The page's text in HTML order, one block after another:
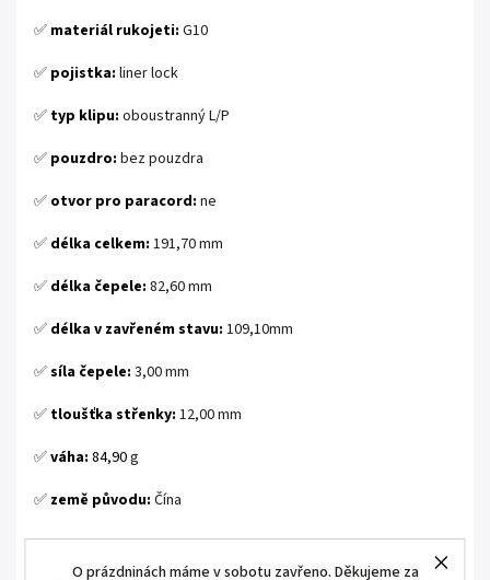
O prázdninách máme v sobotu zavřeno. Děkujeme za
✅ materiál rukojeti: G10
✅ pojistka: liner lock
✅ typ klipu: oboustranný L/P
✅ pouzdro: bez pouzdra
✅ otvor pro paracord: ne
✅ délka celkem: 191,70 mm
✅ délka čepele: 82,60 mm
✅ délka v zavřeném stavu: 109,10mm
✅síla čepele: 3,00 mm
✅ tloušťka střenky: 12,00 mm
✅váha: 84,90g
✅ země původu: Čína
.